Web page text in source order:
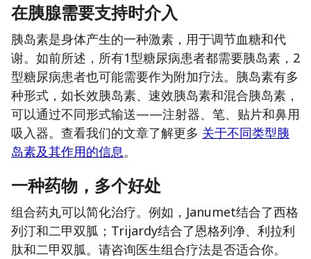
在胰腺需要支持时介入
胰岛素是身体产生的一种激素，用于调节血糖和代
谢。如前所述，所有1型糖尿病患者都需要胰岛素，2
型糖尿病患者也可能需要作为附加疗法。胰岛素有多
种形式，如长效胰岛素、速效胰岛素和混合胰岛素，
可以通过不同形式输送——注射器、笔、贴片和鼻用
吸入器。查看我们的文章了解更多 关于不同类型胰
岛素及其作用的信息。
一种药物，多个好处
组合药丸可以简化治疗。例如，Janumet结合了西格
列汀和二甲双胍；Trijardy结合了恩格列净、利拉利
肽和二甲双胍。请咨询医生组合疗法是否适合你。